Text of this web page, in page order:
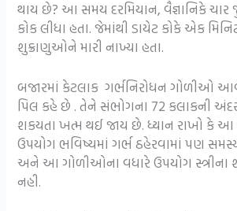
થાય છે? આ સમય દરમિયાન, વૈજ્ઞાનિકે ચાર
કોક લીધા હતા. જેમાંથી ડાયેટ કોકે એક
શુક્રાણુઓને મારી નાખ્યા હતા.
બજારમાં કેટલાક ગર્ભનિરોધન ગોળીઓ
પિલ કહે છે . તેને સંભોગના 72 કલાકની
શકયતા ખત્મ થઈ જાય છે. ધ્યાન રાખો કે
ઉપયોગ ભવિષ્યમાં ગર્ભ ઠહેરવામાં પણ
અને આ ગોળીઓના વધારે ઉપયોગ સ્ત્રીના
નહી.